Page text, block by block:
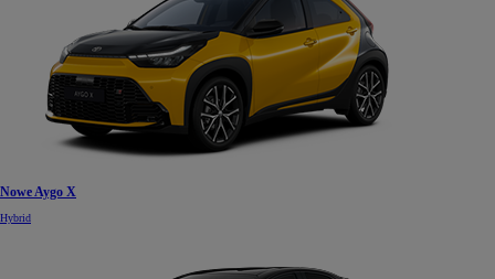
Nowe Aygo X
Hybrid